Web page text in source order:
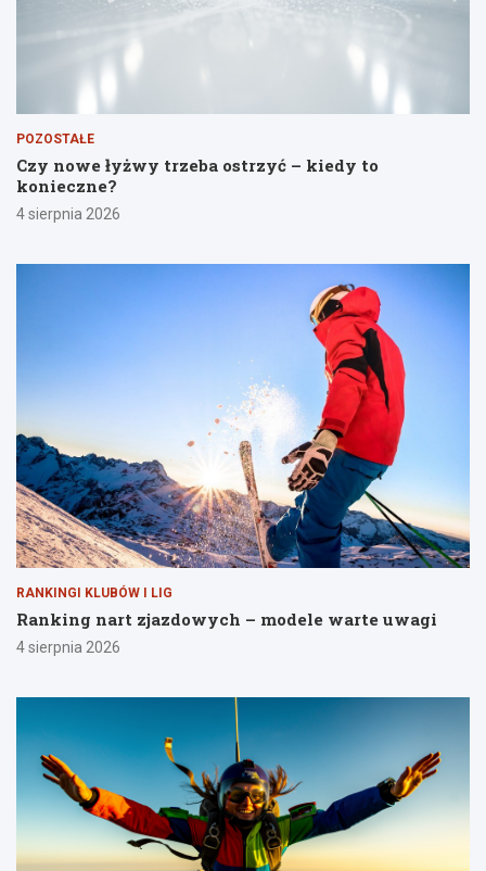
POZOSTAŁE
Czy nowe łyżwy trzeba ostrzyć – kiedy to
konieczne?
4 sierpnia 2026
RANKINGI KLUBÓW I LIG
Ranking nart zjazdowych – modele warte uwagi
4 sierpnia 2026